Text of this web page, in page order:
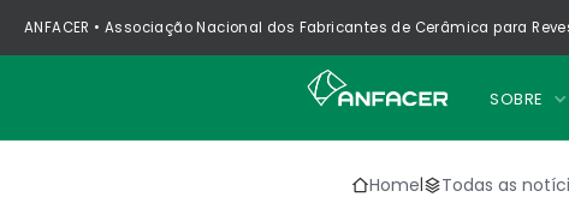
ANFACER • Associação Nacional dos Fabricantes de Cerâmica para
SOBRE
Home| Todas as